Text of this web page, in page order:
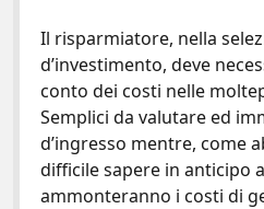
Il risparmiatore, nella
d’investimento, deve
conto dei costi nelle
Semplici da valutare ed
d’ingresso mentre, come
difficile sapere in anticipo
ammonteranno i costi di